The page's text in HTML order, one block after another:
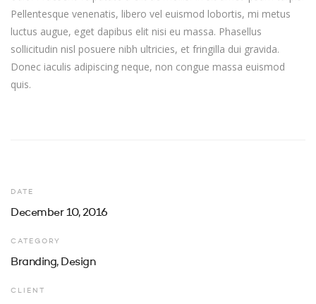
Pellentesque venenatis, libero vel euismod lobortis, mi metus
luctus augue, eget dapibus elit nisi eu massa. Phasellus
sollicitudin nisl posuere nibh ultricies, et fringilla dui gravida.
Donec iaculis adipiscing neque, non congue massa euismod
quis.
DATE
December 10, 2016
CATEGORY
Branding, Design
CLIENT